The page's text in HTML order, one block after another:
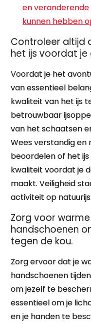
en
kunnen hebben
Controleer altijd
het ijs voordat
Voordat je het
van essentieel
kwaliteit van het ijs
betrouwbaar
van het schaatsen
Wees verstandig en
beoordelen of het
kwaliteit voordat je
maakt. Veiligheid
activiteit op
Zorg voor
handschoenen
tegen de kou.
Zorg ervoor dat je
handschoenen
om jezelf te
essentieel om je
en je handen te